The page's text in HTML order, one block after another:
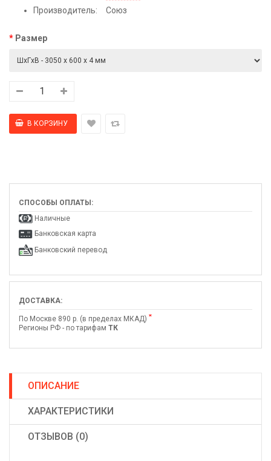
Производитель:
Союз
Размер
СПОСОБЫ ОПЛАТЫ:
Наличные
Банковская карта
Банковский перевод
ДОСТАВКА:
По Москве 890 р. (в пределах МКАД) *
Регионы РФ - по тарифам ТК
ОПИСАНИЕ
ХАРАКТЕРИСТИКИ
ОТЗЫВОВ (0)